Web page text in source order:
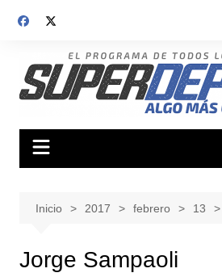
Inicio 2017 febrero 13
Jorge Sampaoli